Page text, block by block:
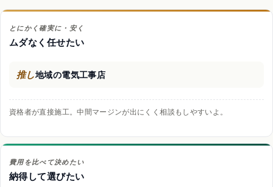
とにかく確実に・安く
ムダなく任せたい
推し地域の電気工事店
資格者が直接施工。中間マージンが出にくく相談もしやすいよ。
費用を比べて決めたい
納得して選びたい